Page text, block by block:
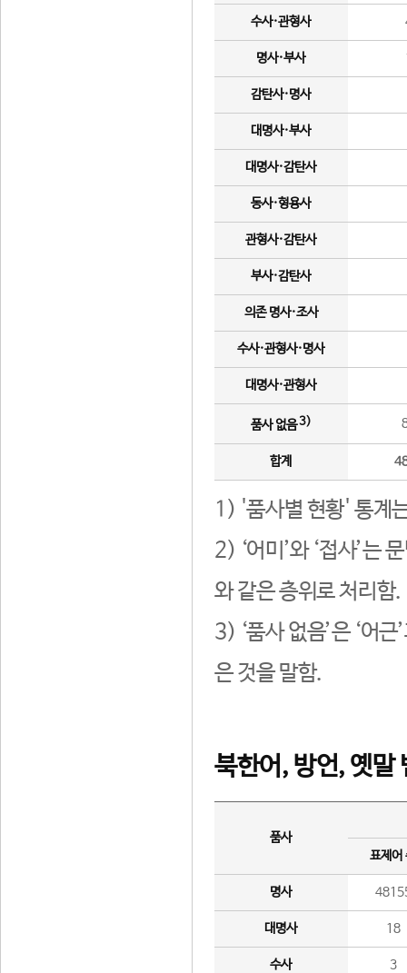
수사·관형사
명사·부사
감탄사·명사
대명사·부사
대명사·감탄사
동사·형용사
관형사·감탄사
부사·감탄사
의존 명사·조사
수사·관형사·명사
대명사·관형사
품사 없음3)
합계
1) '품사별 현황' 통계
2) ‘어미’와 ‘접사’는
와 같은 층위로 처리함.
3) ‘품사 없음’은 ‘어
은 것을 말함.
북한어, 방언, 옛말
품사
표제어
명사
대명사 18
수사 3